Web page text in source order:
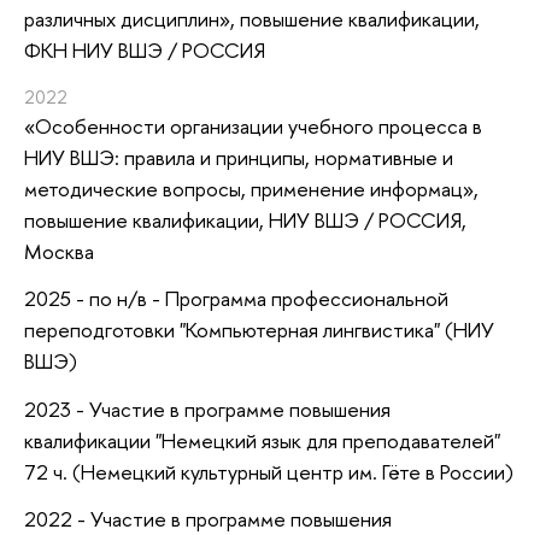
различных дисциплин», повышение квалификации,
ФКН НИУ ВШЭ / РОССИЯ
2022
«Особенности организации учебного процесса в
НИУ ВШЭ: правила и принципы, нормативные и
методические вопросы, применение информац»,
повышение квалификации, НИУ ВШЭ / РОССИЯ,
Москва
2025 - по н/в - Программа профессиональной
переподготовки "Компьютерная лингвистика" (НИУ
ВШЭ)
2023 - Участие в программе повышения
квалификации "Немецкий язык для преподавателей"
72 ч. (Немецкий культурный центр им. Гёте в России)
2022 - Участие в программе повышения